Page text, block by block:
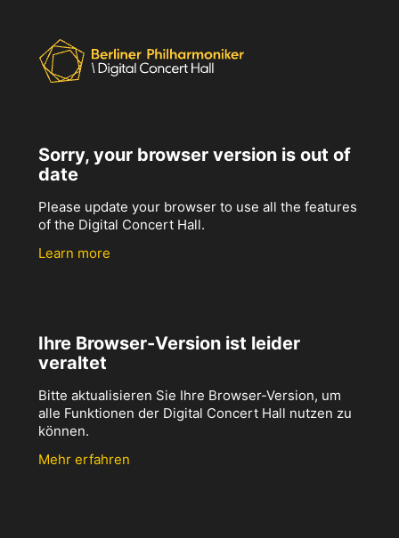
Sorry, your browser version is out of
date
Please update your browser to use all the features
of the Digital Concert Hall.
Learn more
Ihre Browser-Version ist leider
veraltet
Bitte aktualisieren Sie Ihre Browser-Version, um
alle Funktionen der Digital Concert Hall nutzen zu
können.
Mehr erfahren